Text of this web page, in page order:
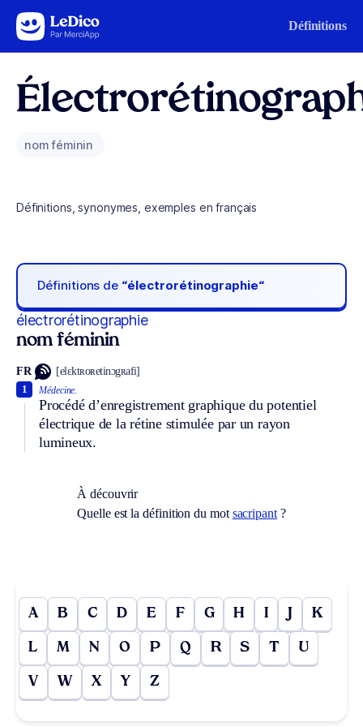
Aller au contenu Définitions
nom féminin
Définitions, synonymes, exemples en français
Définitions de “électrorétinographie“
électrorétinographie
nom féminin
FR [elɛktʀoʀetinɔgʀafi]
Médecine.
Procédé d’enregistrement graphique du potentiel
électrique de la rétine stimulée par un rayon
lumineux.
1
À découvrir
Quelle est la définition du mot sacripant?
A B C D E F G H I J K
L M N O P Q R S T U
V W X Y Z